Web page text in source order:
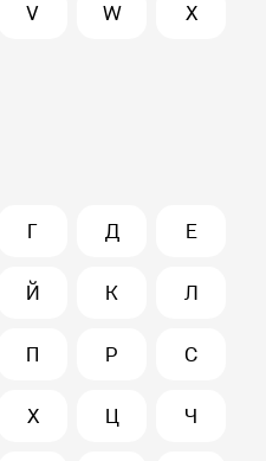
V W X
Г Д Е
Й К Л
П Р С
Х Ц Ч